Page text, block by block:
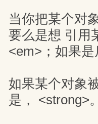
当你把某个对
要么是想 引用
<em>；如果
如果某个对象
是， <strong>。